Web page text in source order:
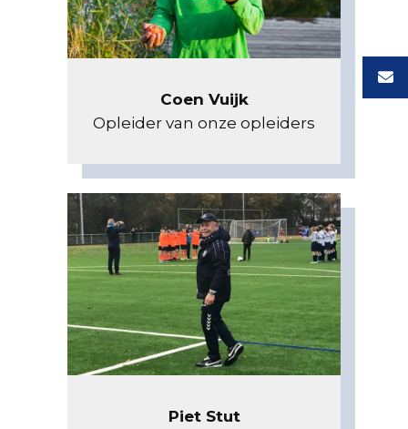
Coen Vuijk
Opleider van onze opleiders
Piet Stut